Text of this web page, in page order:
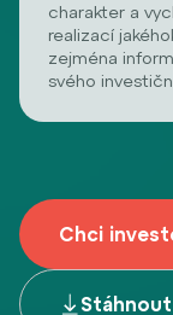
charakter a
realizací
zejména
svého
Chci